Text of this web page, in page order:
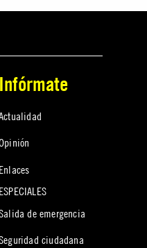
Infórmate
Enlaces
ESPECIALES
de emergencia
ciudadana